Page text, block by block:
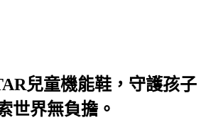
兒童機能鞋，守護孩子
世界無負擔。